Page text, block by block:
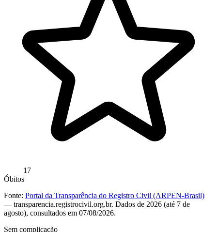
17
Óbitos
Fonte: Portal da Transparência do Registro Civil (ARPEN-Brasil)
— transparencia.registrocivil.org.br. Dados de 2026 (até 7 de
agosto), consultados em 07/08/2026.
Sem complicação